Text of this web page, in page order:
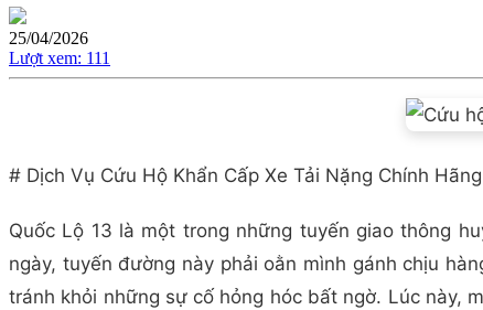
25/04/2026
Lượt xem: 111
# Dịch Vụ Cứu Hộ Khẩn Cấp Xe Tải Nặng Chính
Quốc Lộ 13 là một trong những tuyến giao thông
ngày, tuyến đường này phải oằn mình gánh chịu
tránh khỏi những sự cố hỏng hóc bất ngờ. Lúc này,